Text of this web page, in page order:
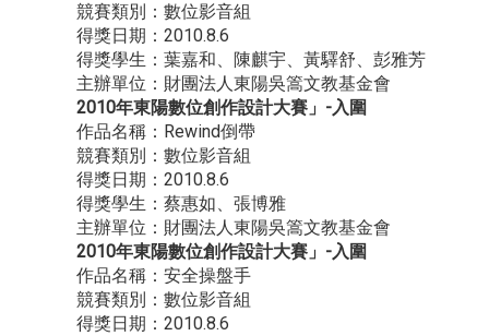
競賽類別：數位影音組
得獎日期：2010.8.6
得獎學生：葉嘉和、陳麒宇、黃驛舒、彭雅芳
主辦單位：財團法人東陽吳篙文教基金會
2010年東陽數位創作設計大賽」-入圍
作品名稱：Rewind倒帶
競賽類別：數位影音組
得獎日期：2010.8.6
得獎學生：蔡惠如、張博雅
主辦單位：財團法人東陽吳篙文教基金會
2010年東陽數位創作設計大賽」-入圍
作品名稱：安全操盤手
競賽類別：數位影音組
得獎日期：2010.8.6